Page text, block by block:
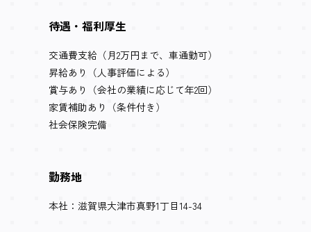
待遇・福利厚生
交通費支給（月2万円まで、車通勤可）
昇給あり（人事評価による）
賞与あり（会社の業績に応じて年2回）
家賃補助あり（条件付き）
社会保険完備
勤務地
本社：滋賀県大津市真野1丁目14-34